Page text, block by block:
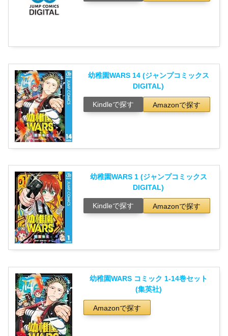
幼稚園WARS 14 (ジャンプコミックス
DIGITAL)
Kindleで探す Amazonで探す
幼稚園WARS 1 (ジャンプコミックス
DIGITAL)
Kindleで探す Amazonで探す
幼稚園WARS コミック 1-14巻セット
(集英社)
Amazonで探す